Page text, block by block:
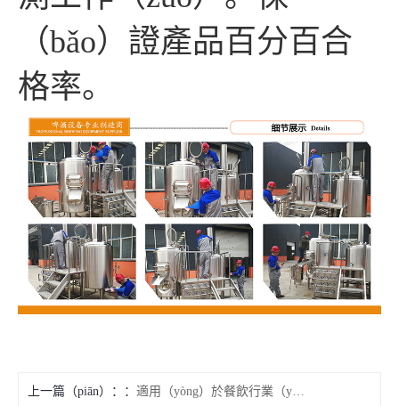
（bǎo）證產品百分百合
格率。
上一篇（piān）： 適用（yòng）於餐飲行業（yè）的高配置200升（shēng）精（jīng）釀啤酒設備（bèi）